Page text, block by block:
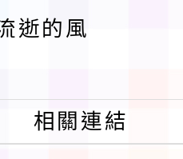
逝的風
相關連結